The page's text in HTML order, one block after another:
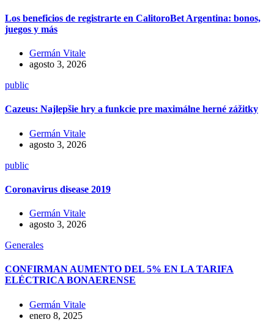
Los beneficios de registrarte en CalitoroBet Argentina: bonos,
juegos y más
Germán Vitale
agosto 3, 2026
public
Cazeus: Najlepšie hry a funkcie pre maximálne herné zážitky
Germán Vitale
agosto 3, 2026
public
Coronavirus disease 2019
Germán Vitale
agosto 3, 2026
Generales
CONFIRMAN AUMENTO DEL 5% EN LA TARIFA
ELÉCTRICA BONAERENSE
Germán Vitale
enero 8, 2025